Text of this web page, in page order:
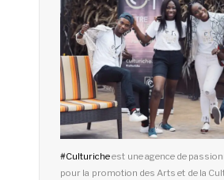
#Culturicheest une agence de
pour la promotion des Arts et de la